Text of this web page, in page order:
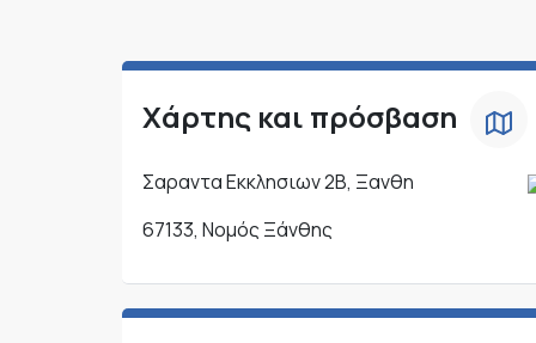
Χάρτης και πρόσβαση
Σαραντα Εκκλησιων 2Β, Ξανθη
67133, Νομός Ξάνθης